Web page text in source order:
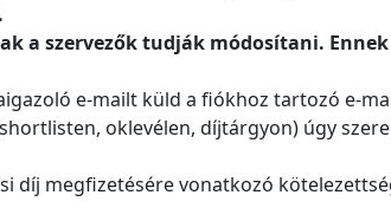
a szervezők tudják módosítani. Ennek
e-mailt küld a fiókhoz tartozó e-
oklevélen, díjtárgyon) úgy
díj megfizetésére vonatkozó